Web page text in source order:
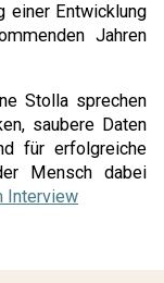
einer Entwicklung
Jahren
Stolla sprechen
saubere Daten
für erfolgreiche
Mensch dabei
Interview